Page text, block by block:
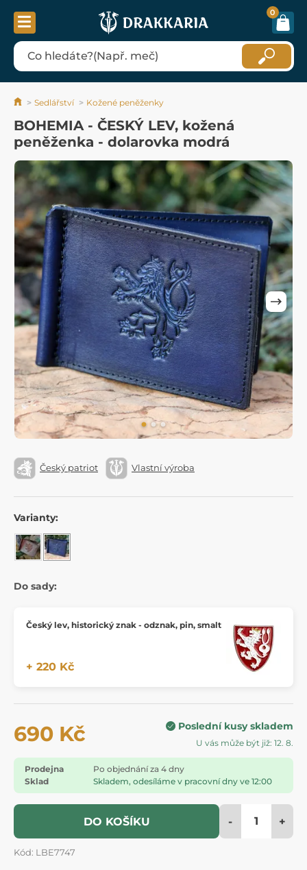
0
Sedlářství Kožené peněženky
BOHEMIA - ČESKÝ LEV, kožená
peněženka - dolarovka modrá
Český patriot Vlastní výroba
Varianty:
Do sady:
Český lev, historický znak - odznak, pin, smalt
+ 220 Kč
690 Kč Poslední kusy skladem
U vás může být již: 12. 8.
Prodejna
Po objednání za 4 dny
Sklad
Skladem, odesíláme v pracovní dny ve 12:00
DO KOŠÍKU - +
Kód: LBE7747